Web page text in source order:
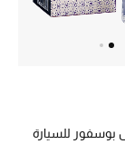
للسيارة